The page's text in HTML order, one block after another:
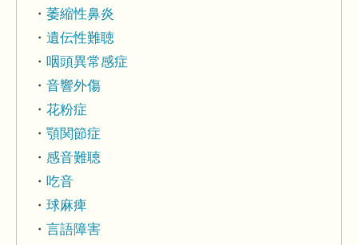
萎縮性鼻炎
遺伝性難聴
咽頭異常感症
音響外傷
花粉症
顎関節症
感音難聴
吃音
球麻痺
言語障害